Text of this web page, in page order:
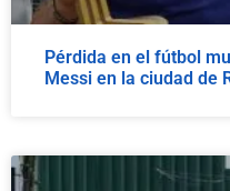
Pérdida en el fútbol
Messi en la ciudad de